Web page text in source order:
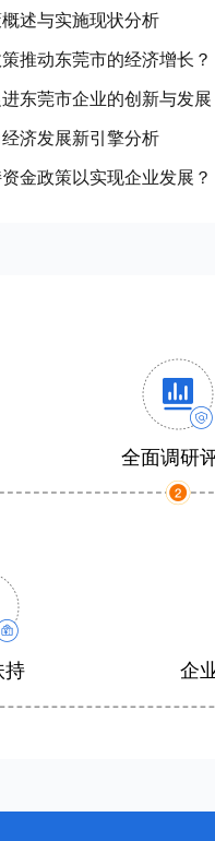
述与实施现状分析
推动东莞市的经济增长？
东莞市企业的创新与发
济发展新引擎分析
金政策以实现企业发展？
全面调研
持 企